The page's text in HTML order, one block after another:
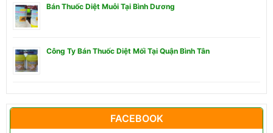
Bán Thuốc Diệt Muỗi Tại Bình Dương
Công Ty Bán Thuốc Diệt Mối Tại Quận Bình Tân
FACEBOOK